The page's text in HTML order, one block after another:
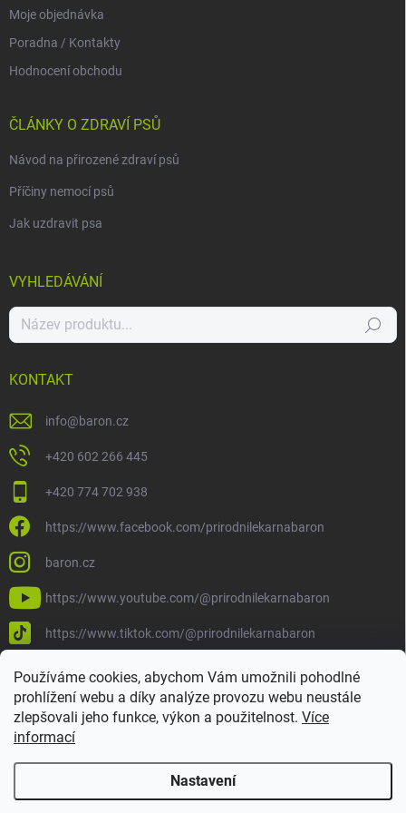
Používáme cookies, abychom Vám umožnili pohodlné
prohlížení webu a díky analýze provozu webu neustále
zlepšovali jeho funkce, výkon a použitelnost. Více
informací
Nastavení
Moje objednávka
Poradna / Kontakty
Hodnocení obchodu
ČLÁNKY O ZDRAVÍ PSŮ
Návod na přirozené zdraví psů
Příčiny nemocí psů
Jak uzdravit psa
VYHLEDÁVÁNÍ
Hledat
KONTAKT
info@baron.cz
+420 602 266 445
+420 774 702 938
https://www.facebook.com/prirodnilekarnabaron
baron.cz
https://www.youtube.com/@prirodnilekarnabaron
https://www.tiktok.com/@prirodnilekarnabaron